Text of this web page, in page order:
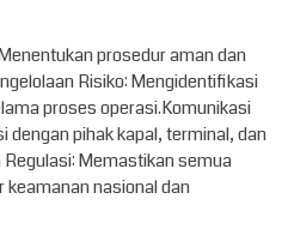
prosedur aman dan
Risiko: Mengidentifikasi
proses operasi.Komunikasi
dengan pihak kapal, terminal, dan
Memastikan semua
nasional dan